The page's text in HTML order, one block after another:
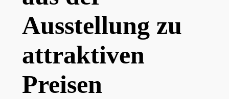
Ausstellung zu
attraktiven
Preisen